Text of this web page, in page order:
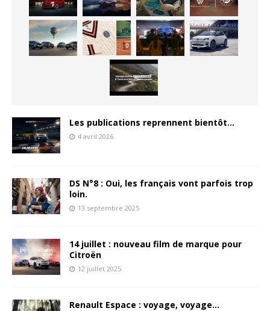
Les publications reprennent bientôt…
4 avril 2026
DS N°8 : Oui, les français vont parfois trop
loin.
13 septembre 2025
14 juillet : nouveau film de marque pour
Citroën
12 juillet 2025
Renault Espace : voyage, voyage…